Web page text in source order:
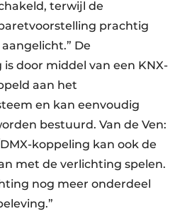
terwijl de
prachtig
De
door middel van een KNX-
aan het
en kan eenvoudig
bestuurd. Van de Ven:
koppeling kan ook de
met de verlichting spelen.
nog meer onderdeel